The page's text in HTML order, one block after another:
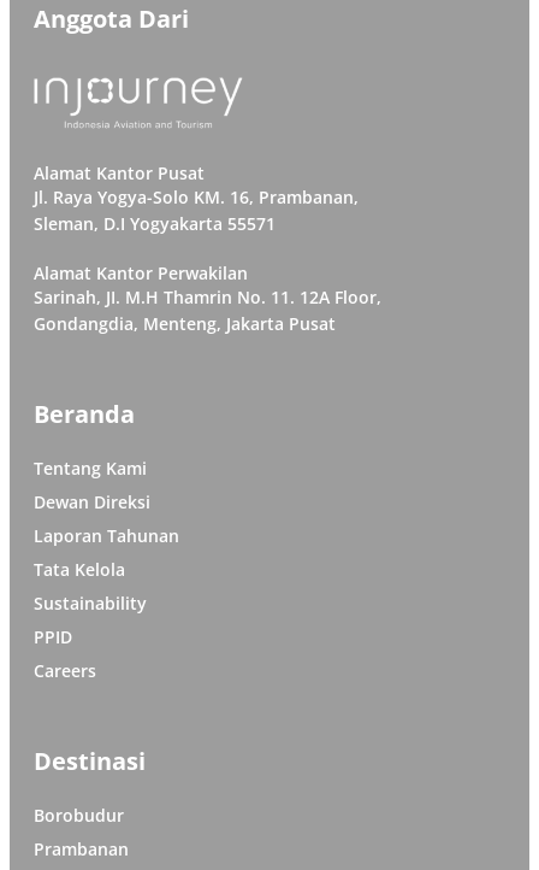
Anggota Dari
Alamat Kantor Pusat
Jl. Raya Yogya-Solo KM. 16, Prambanan,
Sleman, D.I Yogyakarta 55571
Alamat Kantor Perwakilan
Sarinah, JI. M.H Thamrin No. 11. 12A Floor,
Gondangdia, Menteng, Jakarta Pusat
Beranda
Tentang Kami
Dewan Direksi
Laporan Tahunan
Tata Kelola
Sustainability
PPID
Careers
Destinasi
Borobudur
Prambanan